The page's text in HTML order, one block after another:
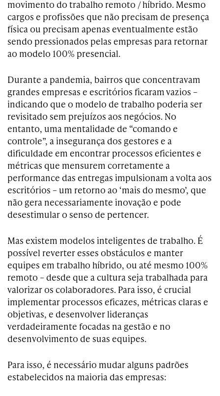
movimento do trabalho remoto / híbrido. Mesmo
cargos e profissões que não precisam de presença
física ou precisam apenas eventualmente estão
sendo pressionados pelas empresas para retornar
ao modelo 100% presencial.
Durante a pandemia, bairros que concentravam
grandes empresas e escritórios ficaram vazios –
indicando que o modelo de trabalho poderia ser
revisitado sem prejuízos aos negócios. No
entanto, uma mentalidade de “comando e
controle”, a insegurança dos gestores e a
dificuldade em encontrar processos eficientes e
métricas que mensurem corretamente a
performance das entregas impulsionam a volta aos
escritórios – um retorno ao ‘mais do mesmo’, que
não gera necessariamente inovação e pode
desestimular o senso de pertencer.
Mas existem modelos inteligentes de trabalho. É
possível reverter esses obstáculos e manter
equipes em trabalho híbrido, ou até mesmo 100%
remoto – desde que a cultura seja trabalhada para
valorizar os colaboradores. Para isso, é crucial
implementar processos eficazes, métricas claras e
objetivas, e desenvolver lideranças
verdadeiramente focadas na gestão e no
desenvolvimento de suas equipes.
Para isso, é necessário mudar alguns padrões
estabelecidos na maioria das empresas: